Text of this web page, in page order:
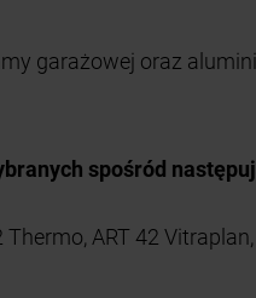
garażowej oraz
spośród
ART 42